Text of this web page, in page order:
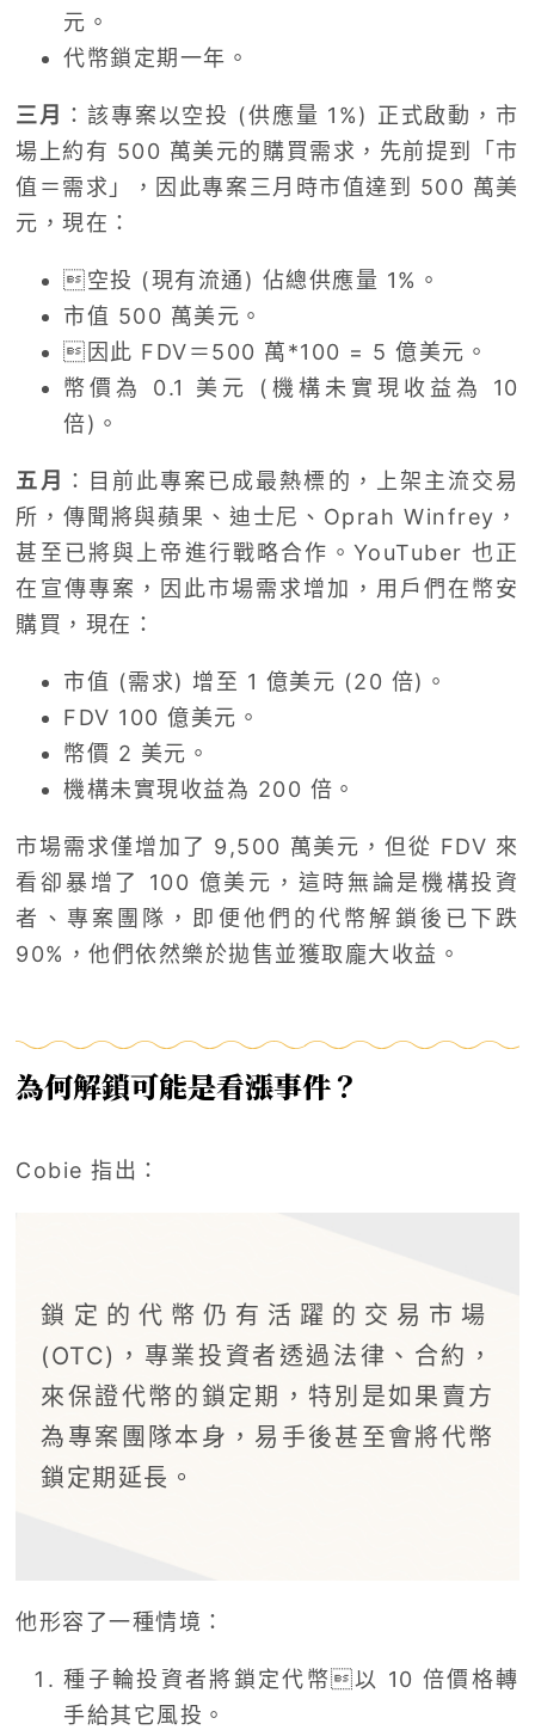
元。
代幣鎖定期一年。
三月
：該專案以空投 (供應量 1%) 正式啟動，市
場上約有 500 萬美元的購買需求，先前提到「市
值＝需求」，因此專案三月時市值達到 500 萬美
元，現在：
空投 (現有流通) 佔總供應量 1%。
市值 500 萬美元。
因此 FDV＝500 萬*100 = 5 億美元。
幣價為 0.1 美元 (機構未實現收益為 10
倍)。
五月
：目前此專案已成最熱標的，上架主流交易
所，傳聞將與蘋果、迪士尼、Oprah Winfrey，
甚至已將與上帝進行戰略合作。YouTuber 也正
在宣傳專案，因此市場需求增加，用戶們在幣安
購買，現在：
市值 (需求) 增至 1 億美元 (20 倍)。
FDV 100 億美元。
幣價 2 美元。
機構未實現收益為 200 倍。
市場需求僅增加了 9,500 萬美元，但從 FDV 來
看卻暴增了 100 億美元，這時無論是機構投資
者、專案團隊，即便他們的代幣解鎖後已下跌
90%，他們依然樂於拋售並獲取龐大收益。
為何解鎖可能是看漲事件？
Cobie 指出：
鎖定的代幣仍有活躍的交易市場
(OTC)，專業投資者透過法律、合約，
來保證代幣的鎖定期，特別是如果賣方
為專案團隊本身，易手後甚至會將代幣
鎖定期延長。
他形容了一種情境：
種子輪投資者將鎖定代幣以 10 倍價格轉
手給其它風投。